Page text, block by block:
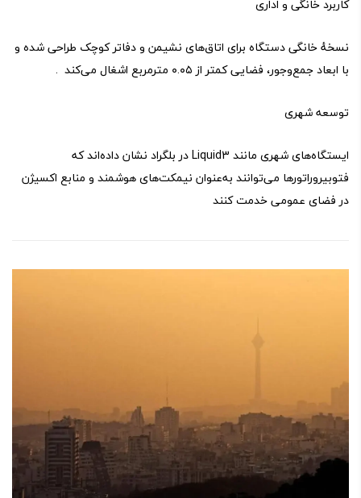
کاربرد خانگی و اداری
نسخهٔ خانگی دستگاه برای اتاق‌های نشیمن و دفاتر کوچک طراحی شده و
با ابعاد جمع‌وجور، فضایی کمتر از ۰.۰۵ مترمربع اشغال می‌کند .
توسعه شهری
ایستگاه‌های شهری مانند Liquid3 در بلگراد نشان داده‌اند که
فتو‌بیروراتورها می‌توانند به‌عنوان نیمکت‌های هوشمند و منابع اکسیژن
در فضای عمومی خدمت کنند